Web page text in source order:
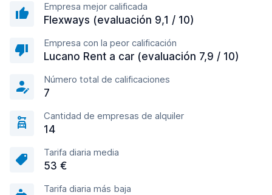
Empresa mejor calificada
Flexways (evaluación 9,1 / 10)
Empresa con la peor calificación
Lucano Rent a car (evaluación 7,9 / 10)
Número total de calificaciones
7
Cantidad de empresas de alquiler
14
Tarifa diaria media
53 €
Tarifa diaria más baja